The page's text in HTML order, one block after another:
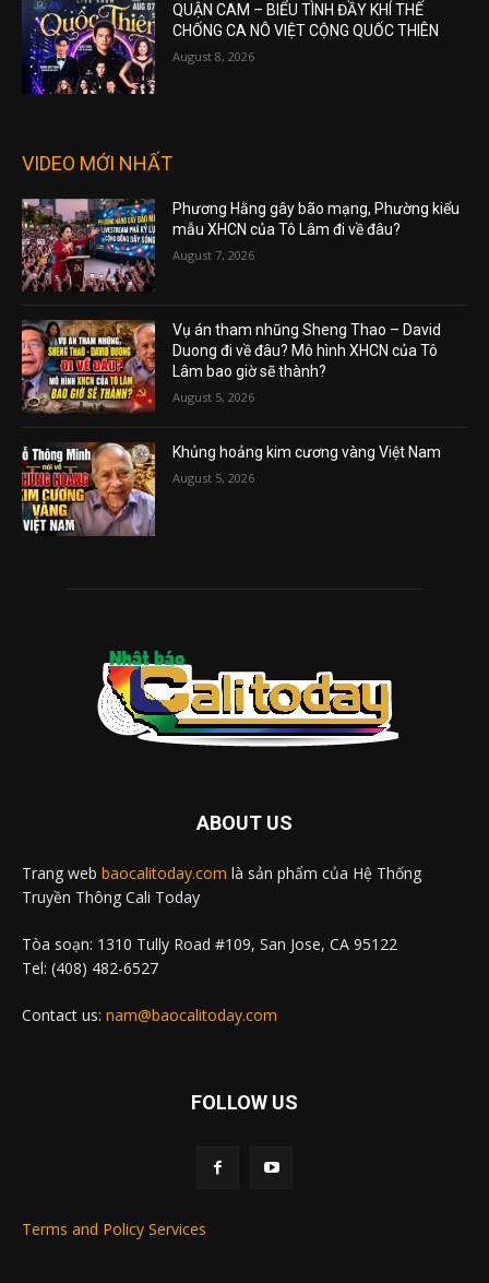
QUẬN CAM – BIỂU TÌNH ĐẦY KHÍ THẾ
CHỐNG CA NÔ VIỆT CỘNG QUỐC THIÊN
August 8, 2026
VIDEO MỚI NHẤT
Phương Hằng gây bão mạng, Phường kiểu
mẫu XHCN của Tô Lâm đi về đâu?
August 7, 2026
Vụ án tham nhũng Sheng Thao – David
Duong đi về đâu? Mô hình XHCN của Tô
Lâm bao giờ sẽ thành?
August 5, 2026
Khủng hoảng kim cương vàng Việt Nam
August 5, 2026
ABOUT US
Trang web baocalitoday.com là sản phẩm của Hệ Thống
Truyền Thông Cali Today
Tòa soạn: 1310 Tully Road #109, San Jose, CA 95122
Tel: (408) 482-6527
Contact us: nam@baocalitoday.com
FOLLOW US
Terms and Policy Services